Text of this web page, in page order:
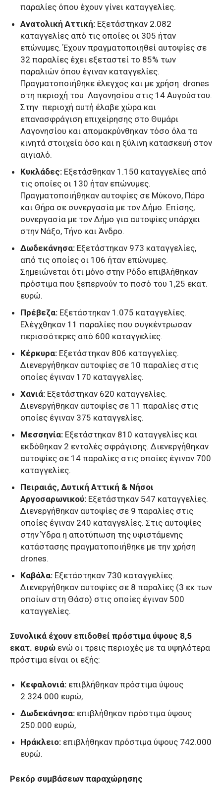
παραλίες όπου έχουν γίνει καταγγελίες.
Ανατολική Αττική: Εξετάστηκαν 2.082
καταγγελίες από τις οποίες οι 305 ήταν
επώνυμες. Έχουν πραγματοποιηθεί αυτοψίες σε
32 παραλίες έχει εξεταστεί το 85% των
παραλιών όπου έγιναν καταγγελίες.
Πραγματοποιήθηκε έλεγχος και με χρήση drones
στη περιοχή του Λαγονησίου στις 14 Αυγούστου.
Στην περιοχή αυτή έλαβε χώρα και
επανασφράγιση επιχείρησης στο Θυμάρι
Λαγονησίου και απομακρύνθηκαν τόσο όλα τα
κινητά στοιχεία όσο και η ξύλινη κατασκευή στον
αιγιαλό.
Κυκλάδες: Εξετάσθηκαν 1.150 καταγγελίες από
τις οποίες οι 130 ήταν επώνυμες.
Πραγματοποιήθηκαν αυτοψίες σε Μύκονο, Πάρο
και Θήρα σε συνεργασία με τον Δήμο. Επίσης,
συνεργασία με τον Δήμο για αυτοψίες υπάρχει
στην Νάξο, Τήνο και Άνδρο.
Δωδεκάνησα: Εξετάστηκαν 973 καταγγελίες,
από τις οποίες οι 106 ήταν επώνυμες.
Σημειώνεται ότι μόνο στην Ρόδο επιβλήθηκαν
πρόστιμα που ξεπερνούν το ποσό του 1,25 εκατ.
ευρώ.
Πρέβεζα: Εξετάστηκαν 1.075 καταγγελίες.
Ελέγχθηκαν 11 παραλίες που συγκέντρωσαν
περισσότερες από 600 καταγγελίες.
Κέρκυρα: Εξετάστηκαν 806 καταγγελίες.
Διενεργήθηκαν αυτοψίες σε 10 παραλίες στις
οποίες έγιναν 170 καταγγελίες.
Χανιά: Εξετάστηκαν 620 καταγγελίες.
Διενεργήθηκαν αυτοψίες σε 11 παραλίες στις
οποίες έγιναν 375 καταγγελίες.
Μεσσηνία: Εξετάστηκαν 810 καταγγελίες και
εκδόθηκαν 2 εντολές σφράγισης. Διενεργήθηκαν
αυτοψίες σε 14 παραλίες στις οποίες έγιναν 700
καταγγελίες.
Πειραιάς, Δυτική Αττική & Νήσοι
Αργοσαρωνικού: Εξετάστηκαν 547 καταγγελίες.
Διενεργήθηκαν αυτοψίες σε 9 παραλίες στις
οποίες έγιναν 240 καταγγελίες. Στις αυτοψίες
στην Ύδρα η αποτύπωση της υφιστάμενης
κατάστασης πραγματοποιήθηκε με την χρήση
drones.
Καβάλα: Εξετάστηκαν 730 καταγγελίες.
Διενεργήθηκαν αυτοψίες σε 8 παραλίες (3 εκ των
οποίων στη Θάσο) στις οποίες έγιναν 500
καταγγελίες.
Συνολικά έχουν επιδοθεί πρόστιμα ύψους 8,5
εκατ. ευρώ ενώ οι τρεις περιοχές με τα υψηλότερα
πρόστιμα είναι οι εξής:
Κεφαλονιά: επιβλήθηκαν πρόστιμα ύψους
2.324.000 ευρώ,
Δωδεκάνησα: επιβλήθηκαν πρόστιμα ύψους
250.000 ευρώ,
Ηράκλειο: επιβλήθηκαν πρόστιμα ύψους 742.000
ευρώ.
Ρεκόρ συμβάσεων παραχώρησης